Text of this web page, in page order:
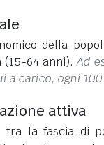
della
(15-64 anni).Ad
a carico, ogni
attiva
tra la fascia di